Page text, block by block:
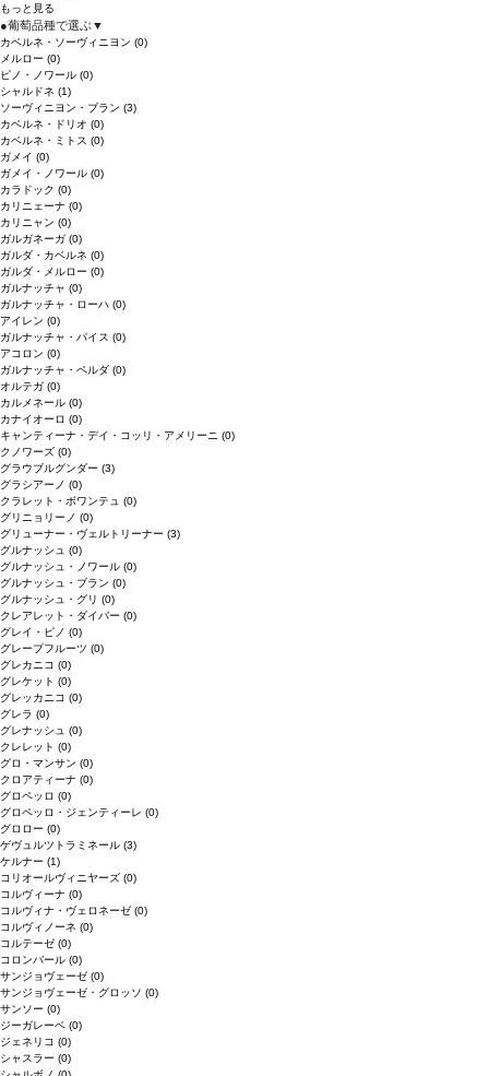
もっと見る
●葡萄品種で選ぶ▼
カベルネ・ソーヴィニヨン (0)
メルロー (0)
ピノ・ノワール (0)
シャルドネ (1)
ソーヴィニヨン・ブラン (3)
カベルネ・ドリオ (0)
カベルネ・ミトス (0)
ガメイ (0)
ガメイ・ノワール (0)
カラドック (0)
カリニェーナ (0)
カリニャン (0)
ガルガネーガ (0)
ガルダ・カベルネ (0)
ガルダ・メルロー (0)
ガルナッチャ (0)
ガルナッチャ・ローハ (0)
アイレン (0)
ガルナッチャ・パイス (0)
アコロン (0)
ガルナッチャ・ペルダ (0)
オルテガ (0)
カルメネール (0)
カナイオーロ (0)
キャンティーナ・デイ・コッリ・アメリーニ (0)
クノワーズ (0)
グラウブルグンダー (3)
グラシアーノ (0)
クラレット・ボワンテュ (0)
グリニョリーノ (0)
グリューナー・ヴェルトリーナー (3)
グルナッシュ (0)
グルナッシュ・ノワール (0)
グルナッシュ・ブラン (0)
グルナッシュ・グリ (0)
クレアレット・ダイバー (0)
グレイ・ピノ (0)
グレープフルーツ (0)
グレカニコ (0)
グレケット (0)
グレッカニコ (0)
グレラ (0)
グレナッシュ (0)
クレレット (0)
グロ・マンサン (0)
クロアティーナ (0)
グロペッロ (0)
グロペッロ・ジェンティーレ (0)
グロロー (0)
ゲヴュルツトラミネール (3)
ケルナー (1)
コリオールヴィニヤーズ (0)
コルヴィーナ (0)
コルヴィナ・ヴェロネーゼ (0)
コルヴィノーネ (0)
コルテーゼ (0)
コロンバール (0)
サンジョヴェーゼ (0)
サンジョヴェーゼ・グロッソ (0)
サンソー (0)
ジーガレーベ (0)
ジェネリコ (0)
シャスラー (0)